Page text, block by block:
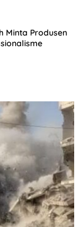
Minta Produsen